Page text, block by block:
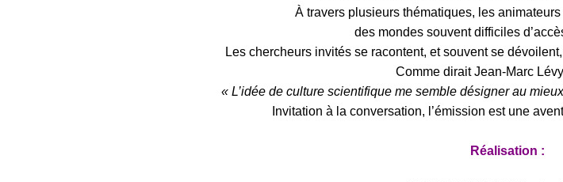
À travers plusieurs thématiques, les
des mondes souvent difficiles
Les chercheurs invités se racontent, et souvent se
Comme dirait Jean-Marc
« L’idée de culture scientifique me semble désigner au
Invitation à la conversation, l’émission est une
Réalisation :